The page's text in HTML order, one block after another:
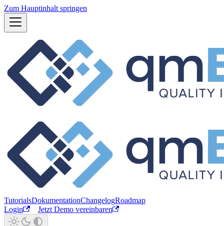
Zum Hauptinhalt springen
TutorialsDokumentationChangelogRoadmap
Login
Jetzt Demo vereinbaren